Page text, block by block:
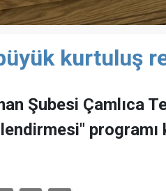
kurtuluş
Şubesi Çamlıca
programı